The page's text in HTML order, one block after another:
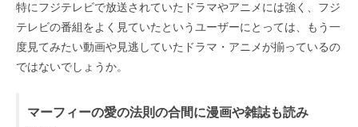
特にフジテレビで放送されていたドラマやアニメには強く、フジ
テレビの番組をよく見ていたというユーザーにとっては、もう一
度見てみたい動画や見逃していたドラマ・アニメが揃っているの
ではないでしょうか。
マーフィーの愛の法則の合間に漫画や雑誌も読み